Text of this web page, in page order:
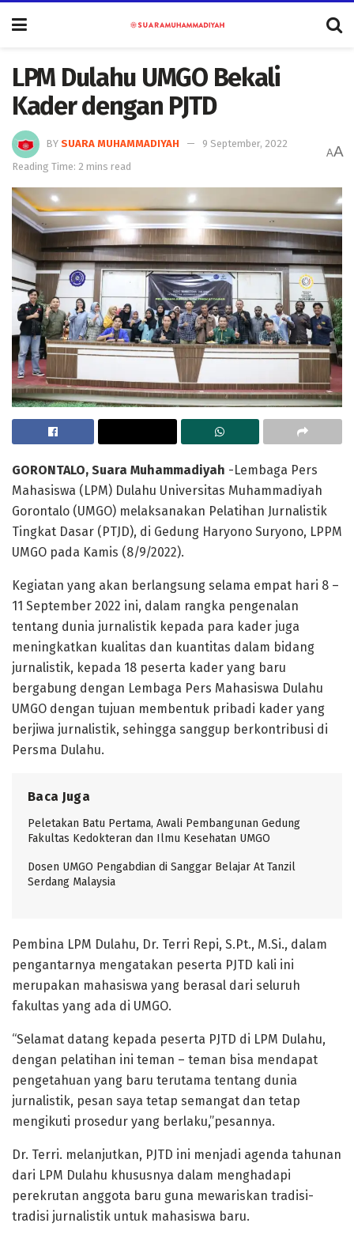
LPM Dulahu UMGO Bekali
Kader dengan PJTD
BY SUARA MUHAMMADIYAH
9 September, 2022
Reading Time: 2 mins read
AA
GORONTALO, Suara Muhammadiyah -Lembaga Pers
Mahasiswa (LPM) Dulahu Universitas Muhammadiyah
Gorontalo (UMGO) melaksanakan Pelatihan Jurnalistik
Tingkat Dasar (PTJD), di Gedung Haryono Suryono, LPPM
UMGO pada Kamis (8/9/2022).
Kegiatan yang akan berlangsung selama empat hari 8 –
11 September 2022 ini, dalam rangka pengenalan
tentang dunia jurnalistik kepada para kader juga
meningkatkan kualitas dan kuantitas dalam bidang
jurnalistik, kepada 18 peserta kader yang baru
bergabung dengan Lembaga Pers Mahasiswa Dulahu
UMGO dengan tujuan membentuk pribadi kader yang
berjiwa jurnalistik, sehingga sanggup berkontribusi di
Persma Dulahu.
Baca Juga
Peletakan Batu Pertama, Awali Pembangunan Gedung
Fakultas Kedokteran dan Ilmu Kesehatan UMGO
Dosen UMGO Pengabdian di Sanggar Belajar At Tanzil
Serdang Malaysia
Pembina LPM Dulahu, Dr. Terri Repi, S.Pt., M.Si., dalam
pengantarnya mengatakan peserta PJTD kali ini
merupakan mahasiswa yang berasal dari seluruh
fakultas yang ada di UMGO.
“Selamat datang kepada peserta PJTD di LPM Dulahu,
dengan pelatihan ini teman – teman bisa mendapat
pengetahuan yang baru terutama tentang dunia
jurnalistik, pesan saya tetap semangat dan tetap
mengikuti prosedur yang berlaku,”pesannya.
Dr. Terri. melanjutkan, PJTD ini menjadi agenda tahunan
dari LPM Dulahu khususnya dalam menghadapi
perekrutan anggota baru guna mewariskan tradisi-
tradisi jurnalistik untuk mahasiswa baru.